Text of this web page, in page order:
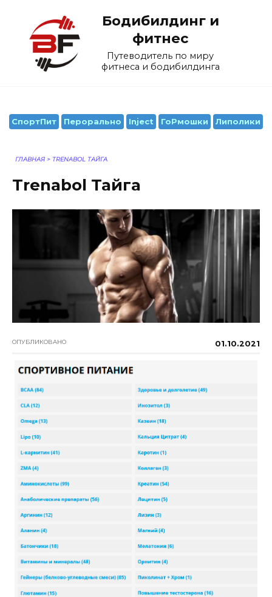
содержанию
Бодибилдинг и
фитнес
Путеводитель по миру
фитнеса и бодибилдинга
СпортПит Перорально Inject ГоРмошки Липолики
ГЛАВНАЯ > TRENABOL ТАЙГА
Trenabol Тайга
ОПУБЛИКОВАНО 01.10.2021